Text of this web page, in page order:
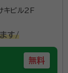
キビル2F
す/
無料